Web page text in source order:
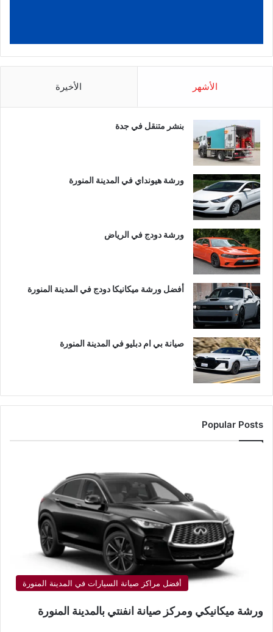
الأشهر الأخيرة
بنشر متنقل في جدة
ورشة هيونداي في المدينة المنورة
ورشة دودج في الرياض
أفضل ورشة ميكانيكا دودج في المدينة المنورة
صيانة بي ام دبليو في المدينة المنورة
Popular Posts
أفضل مراكز صيانة السيارات في المدينة المنورة
ورشة ميكانيكي ومركز صيانة انفنتي بالمدينة المنورة